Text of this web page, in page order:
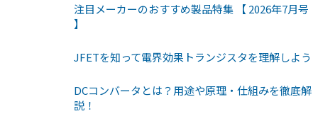
注目メーカーのおすすめ製品特集 【 2026年7月号
】
JFETを知って電界効果トランジスタを理解しよう
DCコンバータとは？用途や原理・仕組みを徹底解
説！